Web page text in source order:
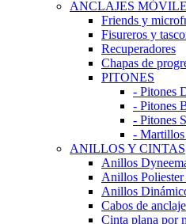
ANCLAJES
Friends y
Fisureros y
Recuperadores
Chapas de
PITONES
- Pitones
- Pitones
- Pitones
-
ANILLOS Y CINTAS
Anillos
Anillos
Anillos
Cabos de anclaje
Cinta plana por